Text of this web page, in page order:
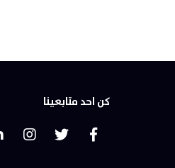
كن احد متابعينا